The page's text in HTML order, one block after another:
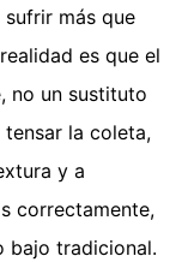
más que
es que el
no un sustituto
la coleta,
y a
correctamente,
bajo tradicional.